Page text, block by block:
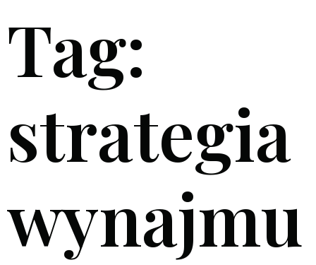
Tag:
strategia
wynajmu